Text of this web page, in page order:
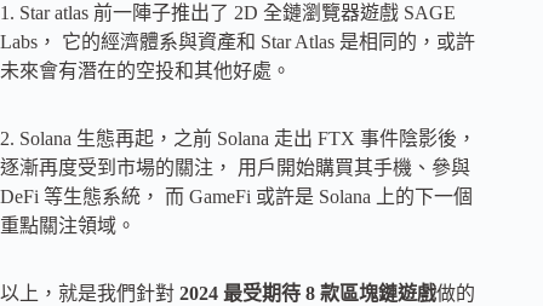
1. Star atlas 前一陣子推出了 2D 全鏈瀏覽器遊戲 SAGE
Labs， 它的經濟體系與資產和 Star Atlas 是相同的，或許
未來會有潛在的空投和其他好處。
2. Solana 生態再起，之前 Solana 走出 FTX 事件陰影後，
逐漸再度受到市場的關注， 用戶開始購買其手機、參與
DeFi 等生態系統， 而 GameFi 或許是 Solana 上的下一個
重點關注領域。
以上，就是我們針對 2024 最受期待 8 款區塊鏈遊戲做的